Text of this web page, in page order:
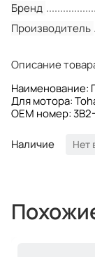
Бренд
Производитель
Описание
Наименование:
Для мотора:
OEM номер:
Наличие
Нет